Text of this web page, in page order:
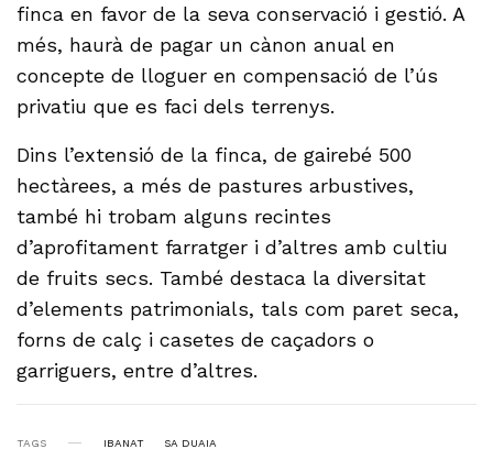
finca en favor de la seva conservació i gestió. A
més, haurà de pagar un cànon anual en
concepte de lloguer en compensació de l’ús
privatiu que es faci dels terrenys.
Dins l’extensió de la finca, de gairebé 500
hectàrees, a més de pastures arbustives,
també hi trobam alguns recintes
d’aprofitament farratger i d’altres amb cultiu
de fruits secs. També destaca la diversitat
d’elements patrimonials, tals com paret seca,
forns de calç i casetes de caçadors o
garriguers, entre d’altres.
TAGS IBANAT SA DUAIA